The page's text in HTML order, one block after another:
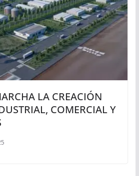
LA CREACIÓN
COMERCIAL Y